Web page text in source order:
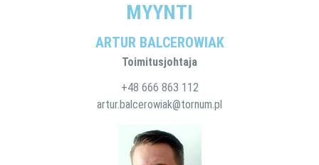
MYYNTI
ARTUR BALCEROWIAK
Toimitusjohtaja
+48 666 863 112
artur.balcerowiak@tornum.pl